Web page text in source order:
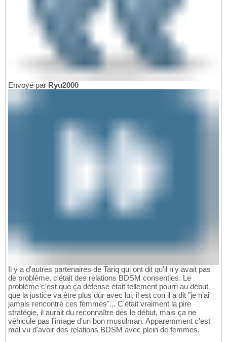
Envoyé par Ryu2000
Il y a d'autres partenaires de Tariq qui ont dit qu'il n'y avait pas
de problème, c'était des relations BDSM consenties. Le
problème c'est que ça défense était tellement pourri au début
que la justice va être plus dur avec lui, il est con il a dit "je n'ai
jamais rencontré ces femmes"... C'était vraiment la pire
stratégie, il aurait du reconnaître dès le début, mais ça ne
véhicule pas l'image d'un bon musulman. Apparemment c'est
mal vu d'avoir des relations BDSM avec plein de femmes.